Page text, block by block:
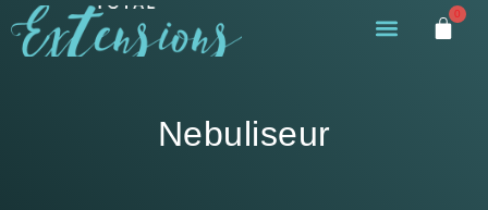
0
Nebuliseur